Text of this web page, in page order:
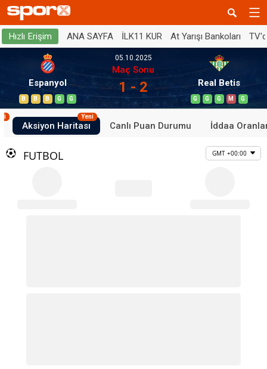
Hızlı Erişim ANA SAYFA İLK11 KUR At Yarışı Bankoları
Espanyol
B B B G G
05.10.2025
Maç Sonu
1 - 2 Real Betis
G G G M G
Aksiyon Haritası
Yeni
Canlı Puan Durumu İddaa
FUTBOL GMT +00:00